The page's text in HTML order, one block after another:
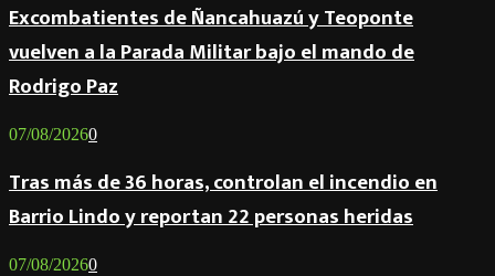
Excombatientes de Ñancahuazú y Teoponte
vuelven a la Parada Militar bajo el mando de
Rodrigo Paz
07/08/20260
Tras más de 36 horas, controlan el incendio en
Barrio Lindo y reportan 22 personas heridas
07/08/20260